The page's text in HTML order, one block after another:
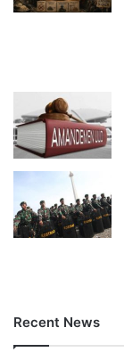
Recent News